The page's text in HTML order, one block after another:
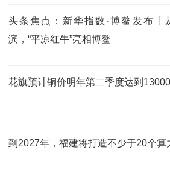
头条焦点：新华指数·博鳌发布丨
滨，“平凉红牛”亮相博鳌
花旗预计铜价明年第二季度达到
到2027年，福建将打造不少于20个算